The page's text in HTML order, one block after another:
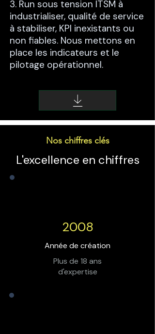
3. Run sous tension ITSM à
industrialiser, qualité de service
à stabiliser, KPI inexistants ou
non fiables. Nous mettons en
place les indicateurs et le
pilotage opérationnel.
Nos chiffres clés
L'excellence en chiffres
2008
Année de création
Plus de 18 ans
d'expertise